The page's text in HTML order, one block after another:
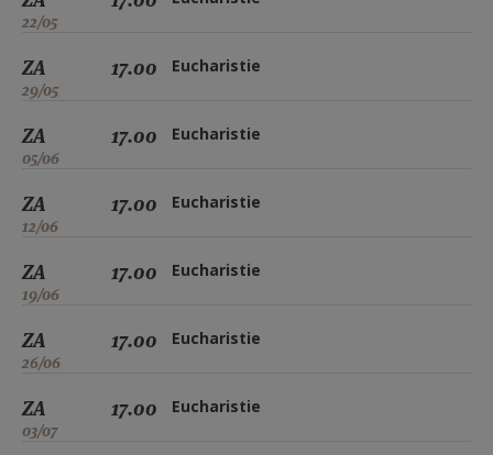
22/05
ZA
29/05
17.00 Eucharistie
ZA
05/06
17.00 Eucharistie
ZA
12/06
17.00 Eucharistie
ZA
19/06
17.00 Eucharistie
ZA
26/06
17.00 Eucharistie
ZA
03/07
17.00 Eucharistie